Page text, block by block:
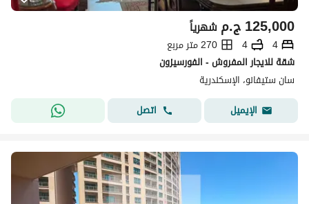
ج.م125,000 شهرياً
4
4
270 متر مربع
شقة للايجار المفروش - الفورسيزون
سان ستيفانو، الإسكندرية
الإيميل
اتصل